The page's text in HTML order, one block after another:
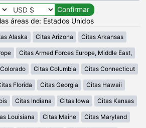
áreas de: Estados Unidos
Alaska Citas Arizona Citas Arkansas
Citas Armed Forces Europe, Middle East,
Citas Columbia Citas Connecticut
Florida Citas Georgia Citas Hawaii
Citas Indiana Citas Iowa Citas Kansas
Louisiana Citas Maine Citas Maryland